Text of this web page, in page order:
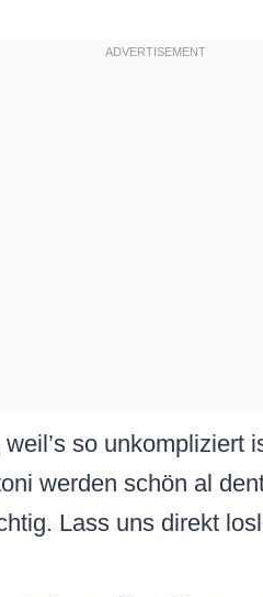
so unkompliziert
werden schön al
Lass uns direkt